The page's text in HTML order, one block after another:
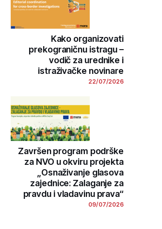
Kako organizovati
prekograničnu istragu –
vodič za urednike i
istraživačke novinare
22/07/2026
Završen program podrške
za NVO u okviru projekta
„Osnaživanje glasova
zajednice: Zalaganje za
pravdu i vladavinu prava“
09/07/2026